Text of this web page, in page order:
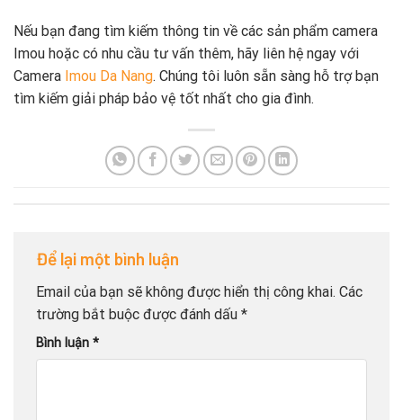
Nếu bạn đang tìm kiếm thông tin về các sản phẩm camera
Imou hoặc có nhu cầu tư vấn thêm, hãy liên hệ ngay với
Camera Imou Da Nang. Chúng tôi luôn sẵn sàng hỗ trợ bạn
tìm kiếm giải pháp bảo vệ tốt nhất cho gia đình.
Để lại một bình luận
Email của bạn sẽ không được hiển thị công khai. Các
trường bắt buộc được đánh dấu *
Bình luận *